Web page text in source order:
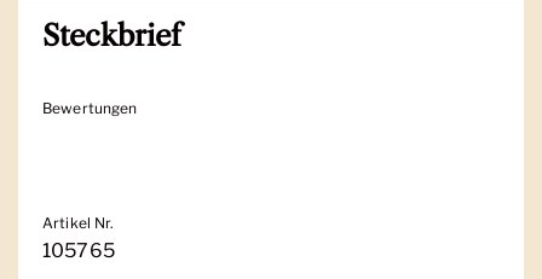
Steckbrief
Bewertungen
Artikel Nr.
105765